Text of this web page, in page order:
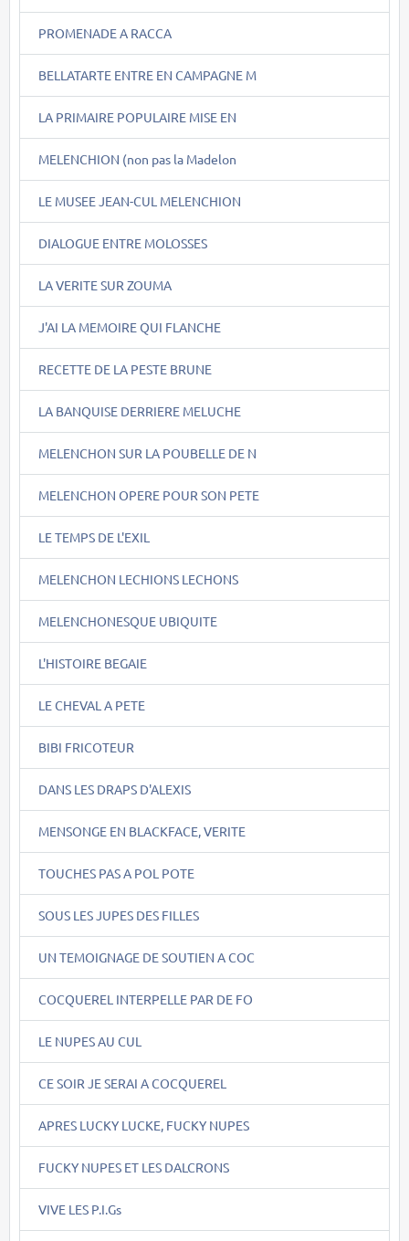
PROMENADE A RACCA
BELLATARTE ENTRE EN CAMPAGNE M
LA PRIMAIRE POPULAIRE MISE EN
MELENCHION (non pas la Madelon
LE MUSEE JEAN-CUL MELENCHION
DIALOGUE ENTRE MOLOSSES
LA VERITE SUR ZOUMA
J'AI LA MEMOIRE QUI FLANCHE
RECETTE DE LA PESTE BRUNE
LA BANQUISE DERRIERE MELUCHE
MELENCHON SUR LA POUBELLE DE N
MELENCHON OPERE POUR SON PETE
LE TEMPS DE L'EXIL
MELENCHON LECHIONS LECHONS
MELENCHONESQUE UBIQUITE
L'HISTOIRE BEGAIE
LE CHEVAL A PETE
BIBI FRICOTEUR
DANS LES DRAPS D'ALEXIS
MENSONGE EN BLACKFACE, VERITE
TOUCHES PAS A POL POTE
SOUS LES JUPES DES FILLES
UN TEMOIGNAGE DE SOUTIEN A COC
COCQUEREL INTERPELLE PAR DE FO
LE NUPES AU CUL
CE SOIR JE SERAI A COCQUEREL
APRES LUCKY LUCKE, FUCKY NUPES
FUCKY NUPES ET LES DALCRONS
VIVE LES P.I.Gs